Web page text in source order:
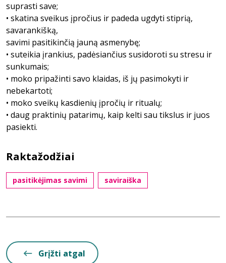
suprasti save;
• skatina sveikus įpročius ir padeda ugdyti stiprią,
savarankišką,
savimi pasitikinčią jauną asmenybę;
• suteikia įrankius, padėsiančius susidoroti su stresu ir
sunkumais;
• moko pripažinti savo klaidas, iš jų pasimokyti ir
nebekartoti;
• moko sveikų kasdienių įpročių ir ritualų;
• daug praktinių patarimų, kaip kelti sau tikslus ir juos
pasiekti.
Raktažodžiai
pasitikėjimas savimi saviraiška
Grįžti atgal